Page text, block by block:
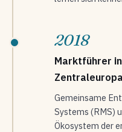
2018
Marktführer
Zentraleuropa
Gemeinsame
Systems (RMS)
Ökosystem der